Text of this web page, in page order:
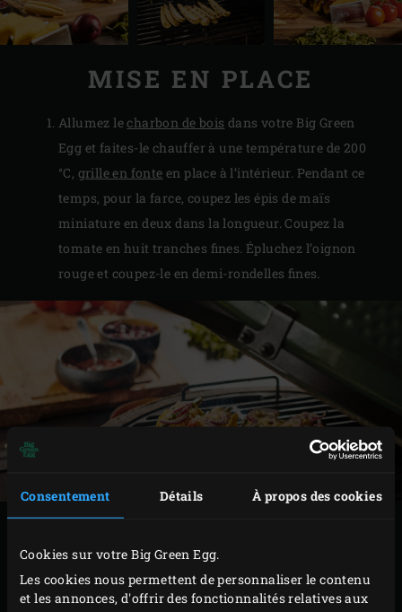
Consentement Détails À propos des cookies
Cookies sur votre Big Green Egg.
Les cookies nous permettent de personnaliser le contenu
et les annonces, d'offrir des fonctionnalités relatives aux
MISE EN PLACE
Allumez lecharbon de bois dans votre Big Green
Egg et faites-le chauffer à une température de 200
°C, grille en fonte en place à l’intérieur. Pendant ce
temps, pour la farce, coupez les épis de maïs
miniature en deux dans la longueur. Coupez la
tomate en huit tranches fines. Épluchez l’oignon
rouge et coupez-le en demi-rondelles fines.
Posez les chipolatas, les mini maïs et les pointes
d’asperges vertes sur la grille. Fermez le couvercle